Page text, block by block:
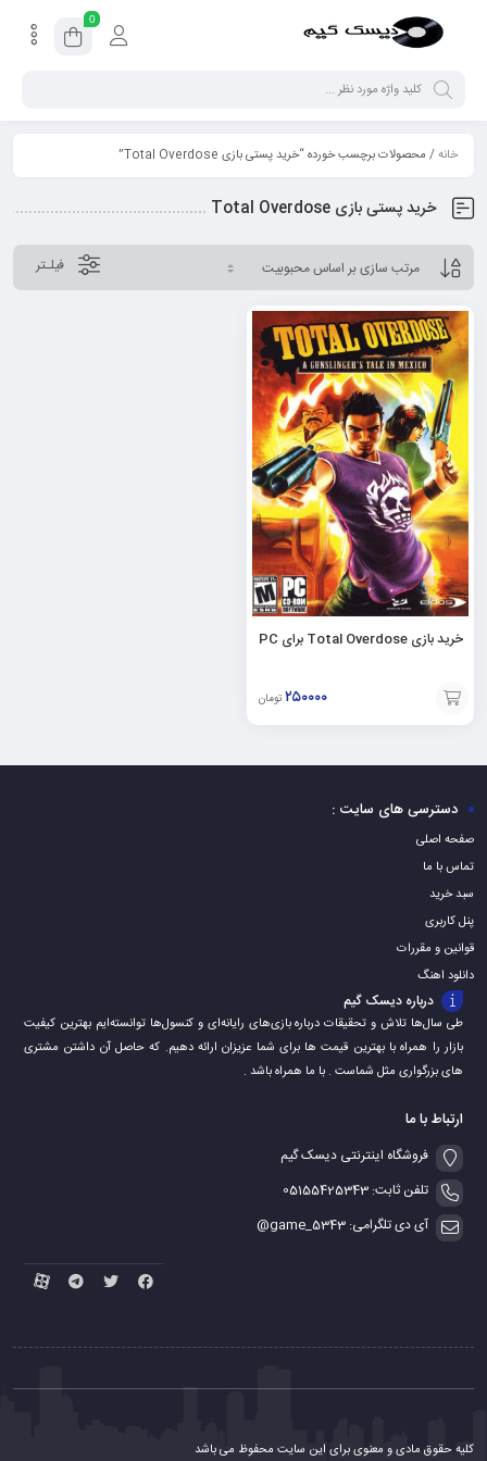
0
خانه/ محصولات برچسب خورده “خرید پستی بازی Total Overdose”
خرید پستی بازی Total Overdose
فیلـتر
خرید بازی Total Overdose برای PC
۲۵۰۰۰۰ تومان
افزودن
به
دسترسی های سایت :
صفحه اصلی
تماس با ما
سبد خرید
پنل کاربری
قوانین و مقررات
دانلود اهنگ
درباره دیسک گیم
طی سال‌ها تلاش و تحقیقات درباره بازی‌های رایانه‌ای و کنسول‌ها توانسته‌ایم بهترین کیفیت
بازار را همراه با بهترین قیمت ها برای شما عزیزان ارائه دهیم. که حاصل آن داشتن مشتری
های بزرگواری مثل شماست . با ما همراه باشد .
ارتباط با ما
فروشگاه اینترنتی دیسک گیم
تلفن ثابت: 05155425343
آی دی تلگرامی: game_5343@
کلیه حقوق مادی و معنوی برای این سایت محفوظ می باشد